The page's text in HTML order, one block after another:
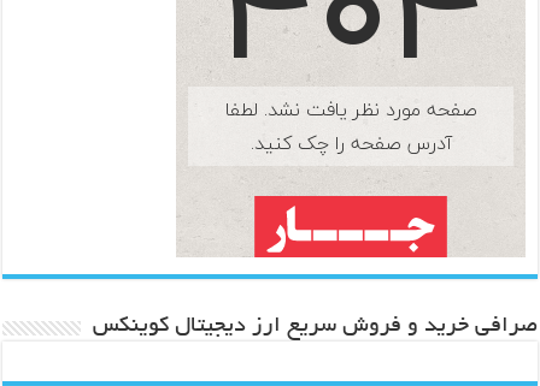
صرافی خرید و فروش سریع ارز دیجیتال کوینکس